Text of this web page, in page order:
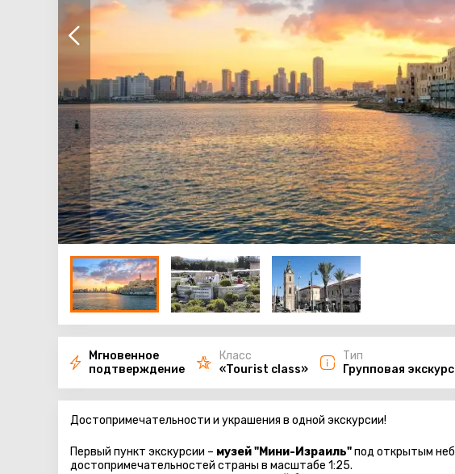
Мгновенное
подтверждение
Класс
«Tourist class»
Тип
Групповая
Достопримечательности и украшения в одной экскурсии!
Первый пункт экскурсии – музей "Мини-Израиль"под открытым
достопримечательностей страны в масштабе 1:25.